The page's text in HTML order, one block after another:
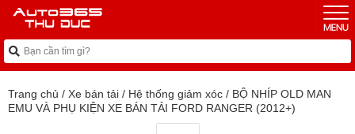
Trang chủ / Xe bán tải / Hệ thống giảm xóc / BỘ NHÍP OLD MAN
EMU VÀ PHỤ KIỆN XE BÁN TẢI FORD RANGER (2012+)